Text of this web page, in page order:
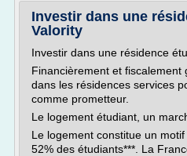
Investir dans une
Valority
Investir dans une résidence
Financièrement et fiscalement
dans les résidences services
comme prometteur.
Le logement étudiant, un
Le logement constitue un
52% des étudiants***. La